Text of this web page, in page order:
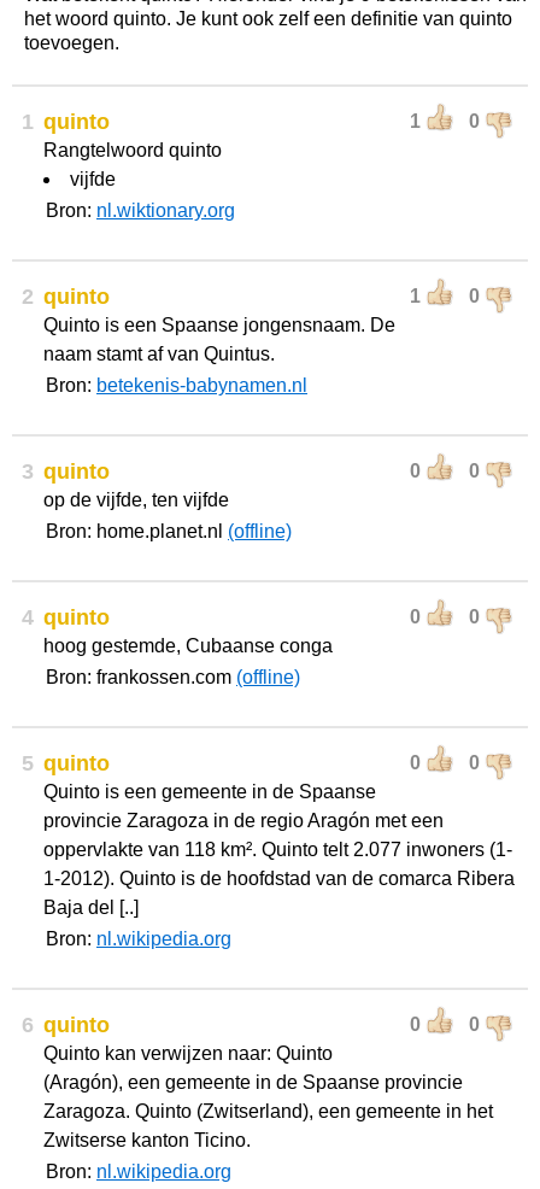
het woord quinto. Je kunt ook zelf een definitie van quinto
toevoegen.
1 1 0
quinto
Rangtelwoord quinto
vijfde
Bron: nl.wiktionary.org
2 1 0
quinto
Quinto is een Spaanse jongensnaam. De
naam stamt af van Quintus.
Bron: betekenis-babynamen.nl
3 0 0
quinto
op de vijfde, ten vijfde
Bron: home.planet.nl (offline)
4 0 0
quinto
hoog gestemde, Cubaanse conga
Bron: frankossen.com (offline)
5 0 0
quinto
Quinto is een gemeente in de Spaanse
provincie Zaragoza in de regio Aragón met een
oppervlakte van 118 km². Quinto telt 2.077 inwoners (1-
1-2012). Quinto is de hoofdstad van de comarca Ribera
Baja del [..]
Bron: nl.wikipedia.org
6 0 0
quinto
Quinto kan verwijzen naar: Quinto
(Aragón), een gemeente in de Spaanse provincie
Zaragoza. Quinto (Zwitserland), een gemeente in het
Zwitserse kanton Ticino.
Bron: nl.wikipedia.org